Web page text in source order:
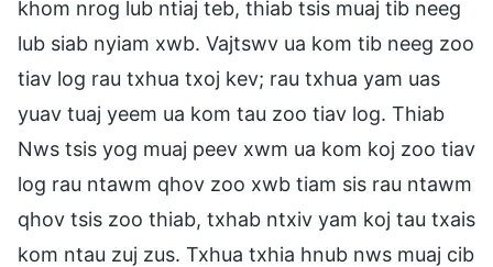
khom nrog lub ntiaj teb, thiab tsis muaj tib neeg
lub siab nyiam xwb. Vajtswv ua kom tib neeg zoo
tiav log rau txhua txoj kev; rau txhua yam uas
yuav tuaj yeem ua kom tau zoo tiav log. Thiab
Nws tsis yog muaj peev xwm ua kom koj zoo tiav
log rau ntawm qhov zoo xwb tiam sis rau ntawm
qhov tsis zoo thiab, txhab ntxiv yam koj tau txais
kom ntau zuj zus. Txhua txhia hnub nws muaj cib